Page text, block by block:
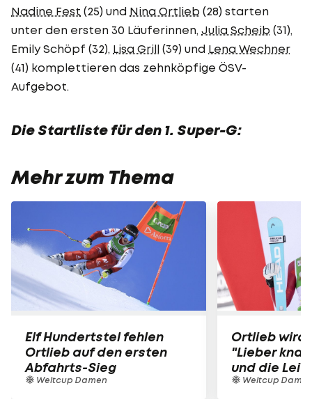
Nadine Fest (25) und Nina Ortlieb (28) starten
unter den ersten 30 Läuferinnen, Julia Scheib (31),
Emily Schöpf (32), Lisa Grill (39) und Lena Wechner
(41) komplettieren das zehnköpfige ÖSV-
Aufgebot.
Die Startliste für den 1. Super-G:
Mehr zum Thema
Elf Hundertstel fehlen
Ortlieb auf den ersten
Abfahrts-Sieg
Weltcup Damen
Ortlieb wird
"Lieber
und die
Weltcup